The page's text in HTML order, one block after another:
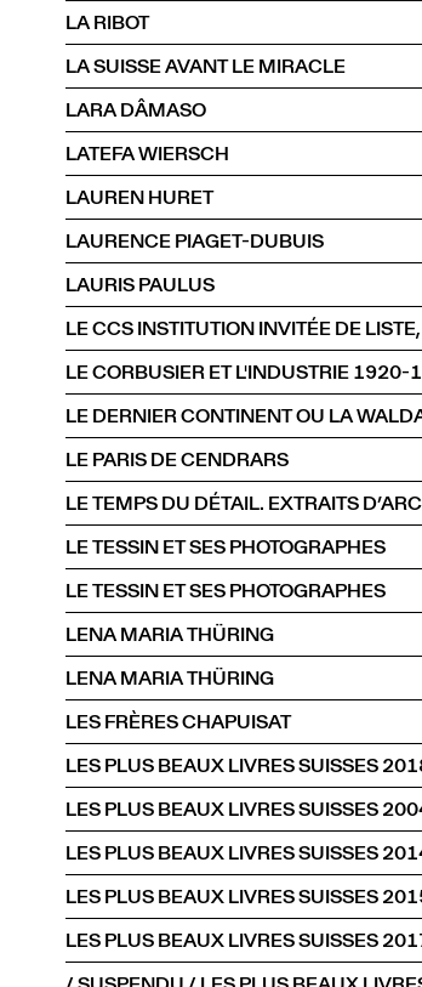
LA RIBOT
LA SUISSE AVANT LE MIRACLE
LARA DÂMASO
LATEFA WIERSCH
LAUREN HURET
LAURENCE PIAGET-DUBUIS
LAURIS PAULUS
LE CCS INSTITUTION INVITÉE DE
LE CORBUSIER ET L'INDUSTRIE 1920-
LE DERNIER CONTINENT OU LA
LE PARIS DE CENDRARS
LE TESSIN ET SES PHOTOGRAPHES
LE TESSIN ET SES PHOTOGRAPHES
LENA MARIA THÜRING
LENA MARIA THÜRING
LES FRÈRES CHAPUISAT
LES PLUS BEAUX LIVRES SUISSES
LES PLUS BEAUX LIVRES SUISSES
LES PLUS BEAUX LIVRES SUISSES
LES PLUS BEAUX LIVRES SUISSES
LES PLUS BEAUX LIVRES SUISSES